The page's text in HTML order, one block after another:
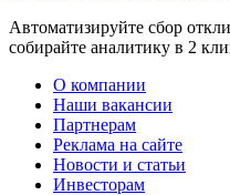
Автоматизируйте сбор
собирайте аналитику в 2
О компании
Наши вакансии
Партнерам
Реклама на сайте
Новости и статьи
Инвесторам